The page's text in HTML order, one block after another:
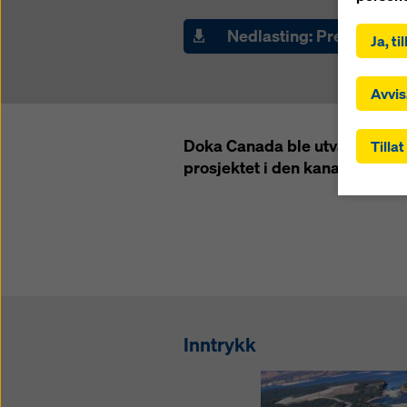
Nedlasting:
Doka Canada ble utvalgt
prosjektet i den kanadiske
Inntrykk
Ved å
Du
Du
Ja,